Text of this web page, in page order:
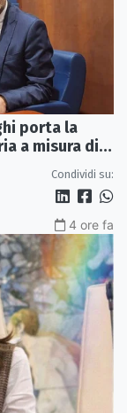
porta la
a misura di
Condividi su:
4 ore fa